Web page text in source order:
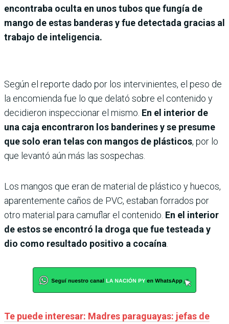
encontraba oculta en unos tubos que fungía de
mango de estas banderas y fue detectada gracias al
trabajo de inteligencia.
Según el reporte dado por los intervinientes, el peso de
la encomienda fue lo que delató sobre el contenido y
decidieron inspeccionar el mismo. En el interior de
una caja encontraron los banderines y se presume
que solo eran telas con mangos de plásticos, por lo
que levantó aún más las sospechas.
Los mangos que eran de material de plástico y huecos,
aparentemente caños de PVC, estaban forrados por
otro material para camuflar el contenido. En el interior
de estos se encontró la droga que fue testeada y
dio como resultado positivo a cocaína
Te puede interesar: Madres paraguayas: jefas de